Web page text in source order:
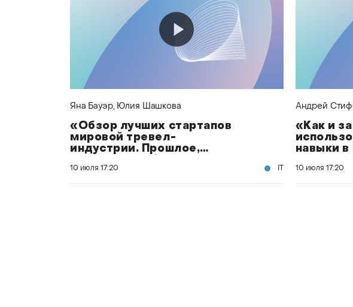
Яна Бауэр, Юлия Шашкова
«Обзор лучших стартапов
мировой тревел-
индустрии. Прошлое,
тревел-рынка»
10 июля 17:20
Андрей
«Как и
навыки в
10 июля 17:20